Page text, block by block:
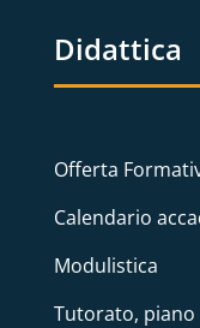
Didattica
Offerta
Calendario
Modulistica
Tutorato,